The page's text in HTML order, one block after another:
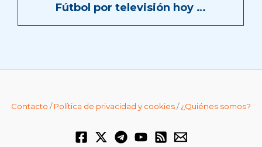
Fútbol por televisión hoy …
Contacto /Política de privacidad y cookies/¿Quiénes somos?